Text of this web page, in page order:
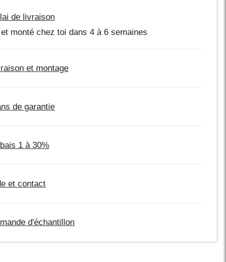
de livraison
monté chez toi dans 4 à 6 semaines
et montage
de garantie
1 à 30%
et contact
d'échantillon